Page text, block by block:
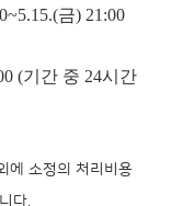
금) 21:00
(기간 중 24시간
에 소정의 처리비용
다.